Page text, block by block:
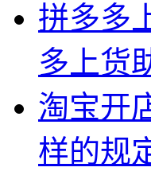
拼多多
多上货
淘宝开
样的规